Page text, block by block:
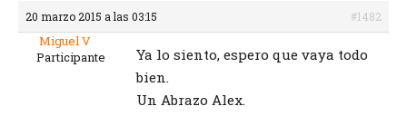
20 marzo 2015 a las 03:15 #1482
Miguel V
Participante
Ya lo siento, espero que vaya todo
bien.
Un Abrazo Alex.